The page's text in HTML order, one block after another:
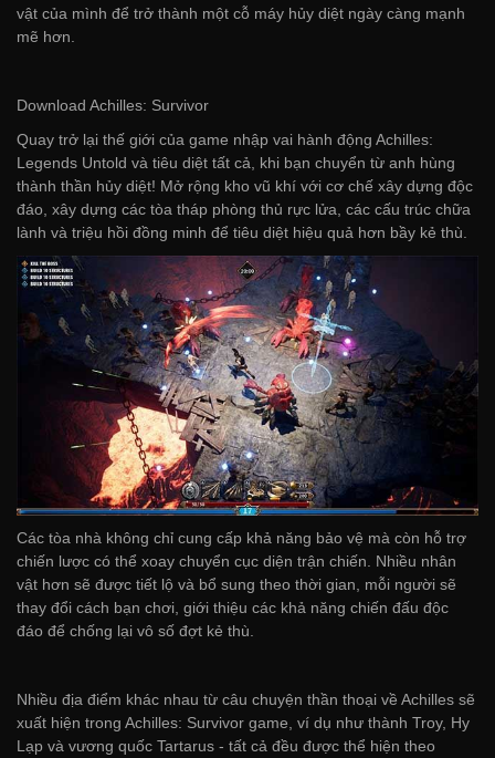
vật của mình để trở thành một cỗ máy hủy diệt ngày càng mạnh
mẽ hơn.
Download Achilles: Survivor
Quay trở lại thế giới của game nhập vai hành động Achilles:
Legends Untold và tiêu diệt tất cả, khi bạn chuyển từ anh hùng
thành thần hủy diệt! Mở rộng kho vũ khí với cơ chế xây dựng độc
đáo, xây dựng các tòa tháp phòng thủ rực lửa, các cấu trúc chữa
lành và triệu hồi đồng minh để tiêu diệt hiệu quả hơn bầy kẻ thù.
Các tòa nhà không chỉ cung cấp khả năng bảo vệ mà còn hỗ trợ
chiến lược có thể xoay chuyển cục diện trận chiến. Nhiều nhân
vật hơn sẽ được tiết lộ và bổ sung theo thời gian, mỗi người sẽ
thay đổi cách bạn chơi, giới thiệu các khả năng chiến đấu độc
đáo để chống lại vô số đợt kẻ thù.
Nhiều địa điểm khác nhau từ câu chuyện thần thoại về Achilles sẽ
xuất hiện trong Achilles: Survivor game, ví dụ như thành Troy, Hy
Lạp và vương quốc Tartarus - tất cả đều được thể hiện theo